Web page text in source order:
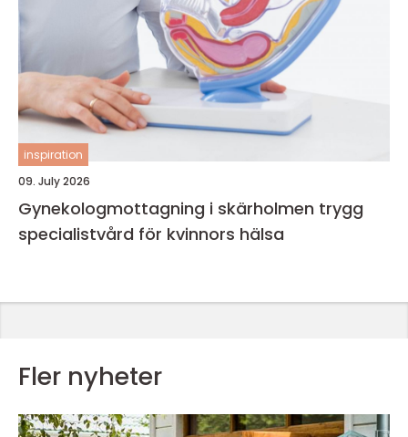
inspiration
09. July 2026
Gynekologmottagning i skärholmen trygg
specialistvård för kvinnors hälsa
Fler nyheter